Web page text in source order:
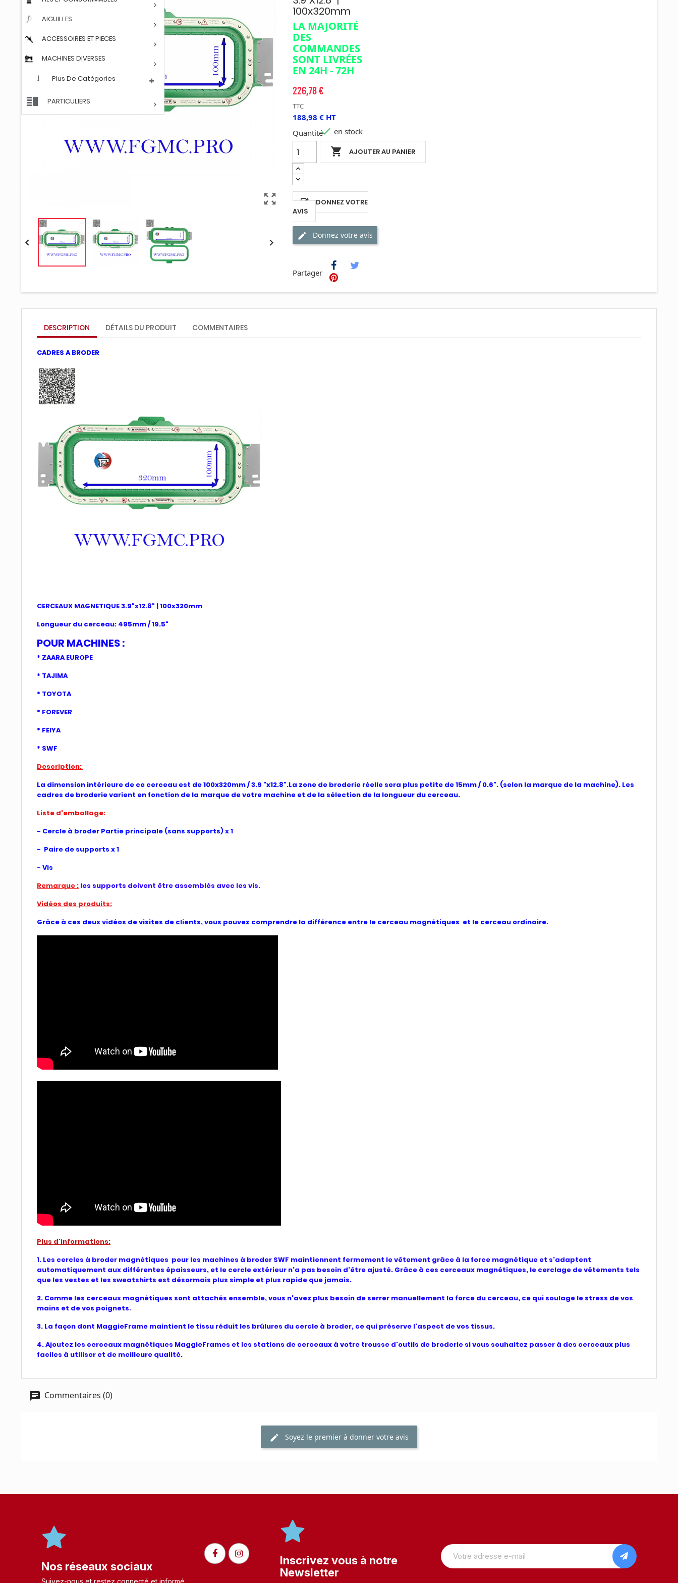
AIGUILLES
ACCESSOIRES ET PIECES
MACHINES DIVERSES
Plus De Catégories
PARTICULIERS
zoom_out_map
 
100x320mm
LA MAJORITÉ
DES
COMMANDES
SONT LIVRÉES
EN 24H - 72H
226,78 €
TTC
188,98 € HT
Quantité
 AJOUTER AU PANIER
 en stock
DONNEZ VOTRE
AVIS
Donnez votre avis
Partager
DESCRIPTION DÉTAILS DU PRODUIT COMMENTAIRES
CADRES A BRODER
CERCEAUX MAGNETIQUE 3.9"x12.8" | 100x320mm
Longueur du cerceau: 495mm / 19.5"
POUR MACHINES :
* ZAARA EUROPE
* TAJIMA
* TOYOTA
* FOREVER
* FEIYA
* SWF
Description:
La dimension intérieure de ce cerceau est de 100x320mm / 3.9 "x12.8".La zone de broderie réelle sera plus petite de 15mm / 0.6". (selon la marque de la machine). Les
cadres de broderie varient en fonction de la marque de votre machine et de la sélection de la longueur du cerceau.
Liste d'emballage:
- Cercle à broder Partie principale (sans supports) x 1
- Paire de supports x 1
- Vis
Remarque : les supports doivent être assemblés avec les vis.
Vidéos des produits:
Grâce à ces deux vidéos de visites de clients, vous pouvez comprendre la différence entre le cerceau magnétiques et le cerceau ordinaire.
Plus d'informations:
1. Les cercles à broder magnétiques pour les machines à broder SWF maintiennent fermement le vêtement grâce à la force magnétique et s'adaptent
automatiquement aux différentes épaisseurs, et le cercle extérieur n'a pas besoin d'être ajusté. Grâce à ces cerceaux magnétiques, le cerclage de vêtements tels
que les vestes et les sweatshirts est désormais plus simple et plus rapide que jamais.
2. Comme les cerceaux magnétiques sont attachés ensemble, vous n'avez plus besoin de serrer manuellement la force du cerceau, ce qui soulage le stress de vos
mains et de vos poignets.
3. La façon dont MaggieFrame maintient le tissu réduit les brûlures du cercle à broder, ce qui préserve l'aspect de vos tissus.
4. Ajoutez les cerceaux magnétiques MaggieFrames et les stations de cerceaux à votre trousse d'outils de broderie si vous souhaitez passer à des cerceaux plus
faciles à utiliser et de meilleure qualité.
Commentaires (0)
Soyez le premier à donner votre avis
Nos réseaux sociaux
Suivez-nous et restez connecté et informé.​
Inscrivez vous à notre
Newsletter